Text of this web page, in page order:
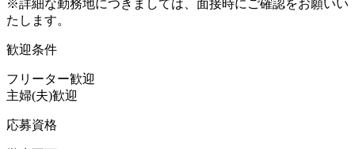
※詳細な勤務地につきましては、面接時にご確認をお願いい
たします。
歓迎条件
フリーター歓迎
主婦(夫)歓迎
応募資格